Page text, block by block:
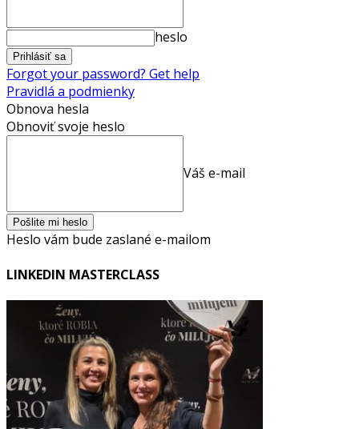
heslo
Forgot your password? Get help
Pravidlá a podmienky
Obnova hesla
Obnoviť svoje heslo
Váš e-mail
Heslo vám bude zaslané e-mailom
LINKEDIN MASTERCLASS